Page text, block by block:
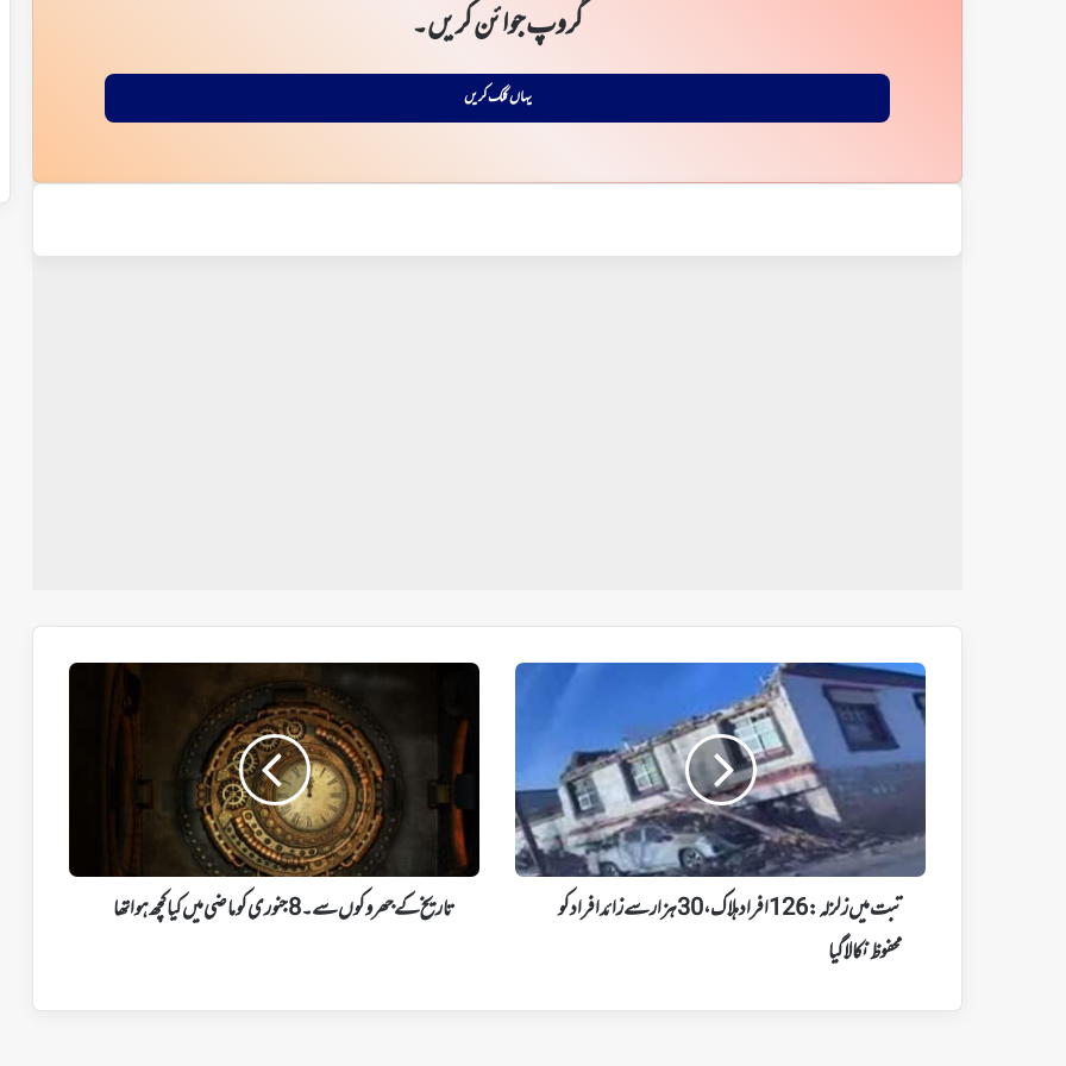
گروپ جوائن کریں۔
یہاں کلک کریں
تاریخ
جھروکوں
سے۔
جنوری
ماضی
میں
تاریخ کے جھروکوں سے۔ 8 جنوری کو ماضی میں کیا کچھ ہواتھا
تبت
میں
زلزلہ:
126
افراد
ہزار
سے
تبت میں زلزلہ: 126 افراد ہلاک، 30 ہزار سے زائد افراد کو
محفوظ نکالا گیا